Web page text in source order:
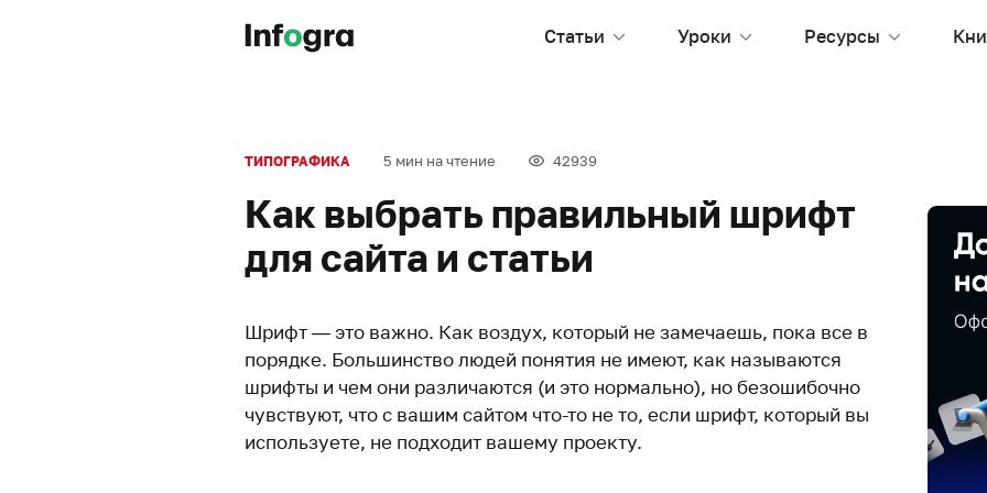
Статьи Уроки Ресурсы
ТИПОГРАФИКА 5 мин на чтение 42939
Как выбрать правильный шрифт
для сайта и статьи
Шрифт — это важно. Как воздух, который не замечаешь, пока все в
порядке. Большинство людей понятия не имеют, как называются
шрифты и чем они различаются (и это нормально), но безошибочно
чувствуют, что с вашим сайтом что-то не то, если шрифт, который вы
используете, не подходит вашему проекту.